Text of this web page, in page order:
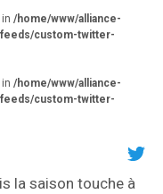
/home/www/alliance-
custom-twitter-
/home/www/alliance-
custom-twitter-
la saison touche à